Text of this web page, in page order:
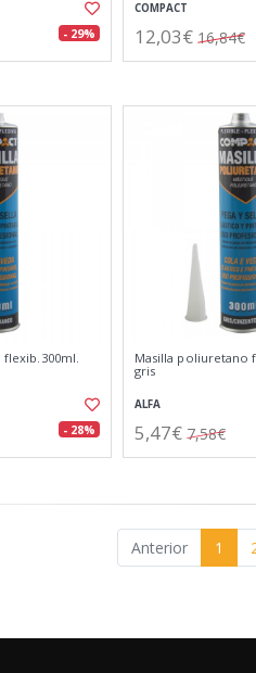
- 29%
COMPACT
12,03€ 16,84€
- 28%
Masilla poliuretano
gris
ALFA
5,47€ 7,58€
Anterior 1